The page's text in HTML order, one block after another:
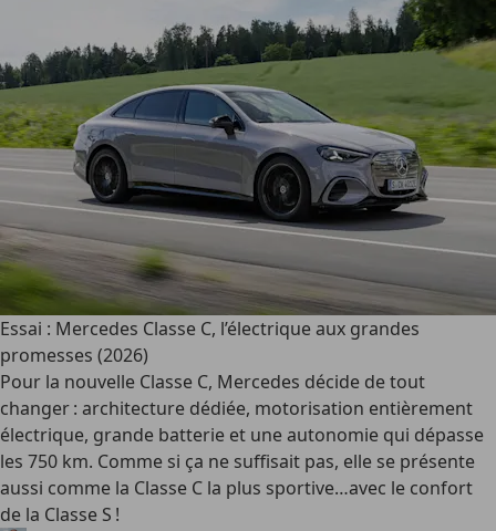
Essai : Mercedes Classe C, l’électrique aux grandes
promesses (2026)
Pour la nouvelle Classe C, Mercedes décide de tout
changer : architecture dédiée, motorisation entièrement
électrique, grande batterie et une autonomie qui dépasse
les 750 km. Comme si ça ne suffisait pas, elle se présente
aussi comme la Classe C la plus sportive…avec le confort
de la Classe S !